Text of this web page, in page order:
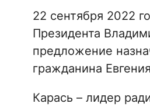
22 сентября 2022
Президента
предложение
гражданина
Карась – лидер